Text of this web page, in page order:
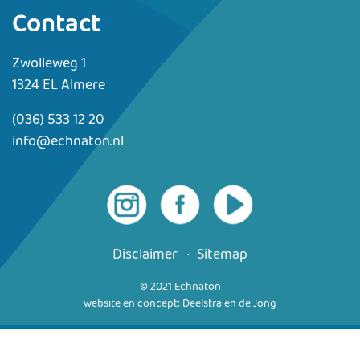
Contact
Zwolleweg 1
1324 EL Almere
(036) 533 12 20
info@echnaton.nl
Disclaimer Sitemap
© 2021 Echnaton
website en concept: Deelstra en de Jong